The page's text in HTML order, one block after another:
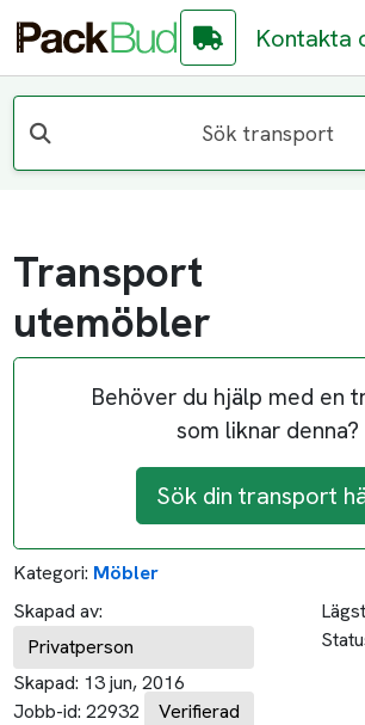
Kontakta
Sök transport
Transport
utemöbler
Behöver du hjälp med en
som liknar denna?
Sök din transport
Kategori: Möbler
Skapad av:
Privatperson
Skapad: 13 jun, 2016
Jobb-id: 22932 Verifierad